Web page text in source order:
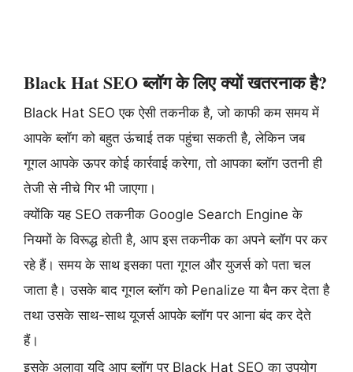
Black Hat SEO ब्लॉग के लिए क्यों खतरनाक है?
Black Hat SEO एक ऐसी तकनीक है, जो काफी कम समय में
आपके ब्लॉग को बहुत ऊंचाई तक पहुंचा सकती है, लेकिन जब
गूगल आपके ऊपर कोई कार्रवाई करेगा, तो आपका ब्लॉग उतनी ही
तेजी से नीचे गिर भी जाएगा।
क्योंकि यह SEO तकनीक Google Search Engine के
नियमों के विरूद्ध होती है, आप इस तकनीक का अपने ब्लॉग पर कर
रहे हैं। समय के साथ इसका पता गूगल और युजर्स को पता चल
जाता है। उसके बाद गूगल ब्लॉग को Penalize या बैन कर देता है
तथा उसके साथ-साथ यूजर्स आपके ब्लॉग पर आना बंद कर देते
हैं।
इसके अलावा यदि आप ब्लॉग पर Black Hat SEO का उपयोग